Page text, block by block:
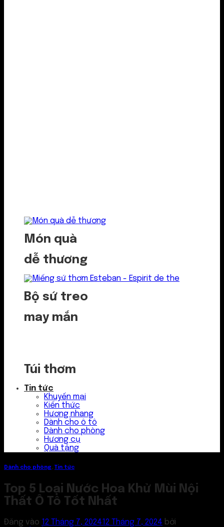
Món quà
dễ thương
Bộ sứ treo
may mắn
Túi thơm
Tin tức
Khuyến mại
Kiến thức
Hương nhang
Dành cho ô tô
Dành cho phòng
Hương cụ
Quà tặng
Dành cho phòng, Tin tức
Top 5 Loại Nước Hoa Khử Mùi Nội
Thất Ô Tô Tốt Nhất
Đăng vào 12 Tháng 7, 202412 Tháng 7, 2024 bởi